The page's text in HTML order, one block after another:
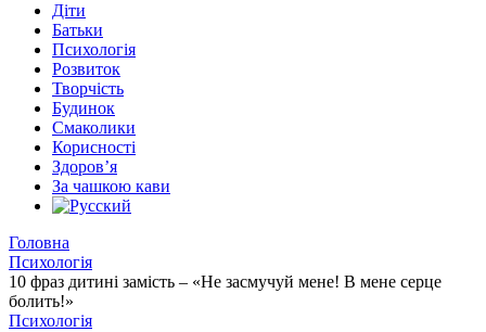
Діти
Батьки
Психологія
Розвиток
Творчість
Будинок
Смаколики
Корисності
Здоров’я
За чашкою кави
Головна
Психологія
10 фраз дитині замість – «Не засмучуй мене! В мене серце
болить!»
Психологія